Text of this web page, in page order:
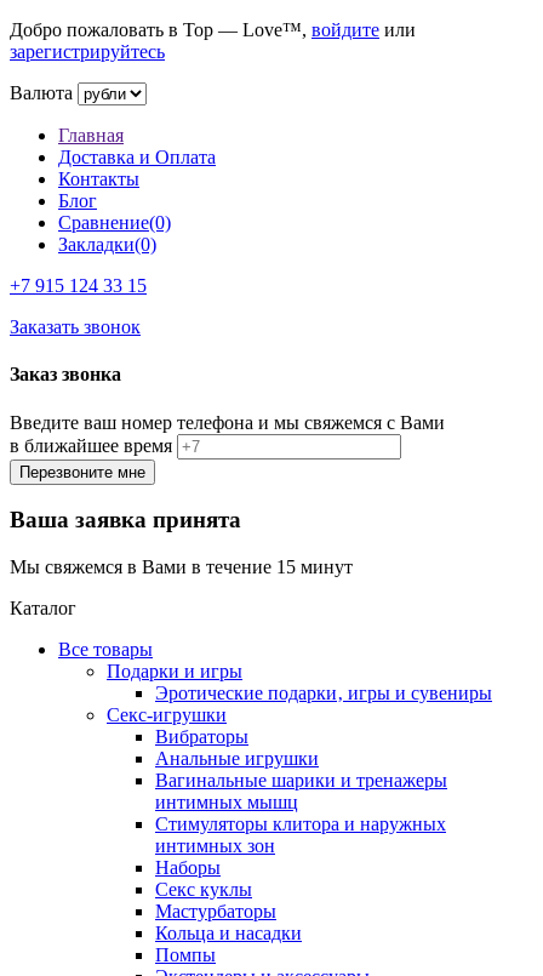
Добро пожаловать в Top — Love™, войдите или
зарегистрируйтесь
Валюта
Главная
Доставка и Оплата
Контакты
Блог
Сравнение(0)
Закладки(0)
+7 915 124 33 15
Заказать звонок
Заказ звонка
Введите ваш номер телефона и мы свяжемся с Вами
в ближайшее время
Ваша заявка принята
Мы свяжемся в Вами в течение 15 минут
Каталог
Все товары
Подарки и игры
Эротические подарки‚ игры и сувениры
Секс-игрушки
Вибраторы
Анальные игрушки
Вагинальные шарики и тренажеры
интимных мышц
Стимуляторы клитора и наружных
интимных зон
Наборы
Секс куклы
Мастурбаторы
Кольца и насадки
Помпы